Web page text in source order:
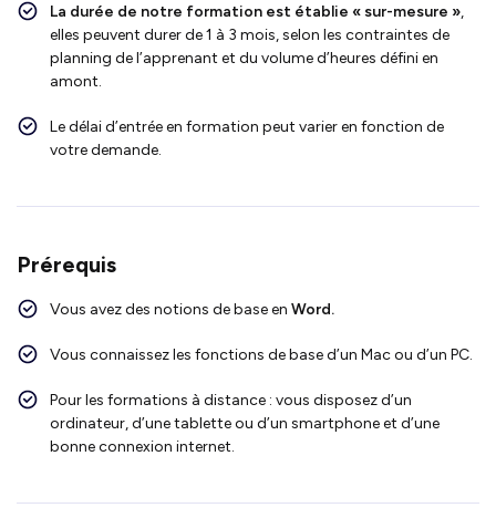
La durée de notre formation est établie « sur-mesure »,
elles peuvent durer de 1 à 3 mois, selon les contraintes de
planning de l’apprenant et du volume d’heures défini en
amont.
Le délai d’entrée en formation peut varier en fonction de
votre demande.
Prérequis
Vous avez des notions de base en Word.
Vous connaissez les fonctions de base d’un Mac ou d’un PC.
Pour les formations à distance : vous disposez d’un
ordinateur, d’une tablette ou d’un smartphone et d’une
bonne connexion internet.